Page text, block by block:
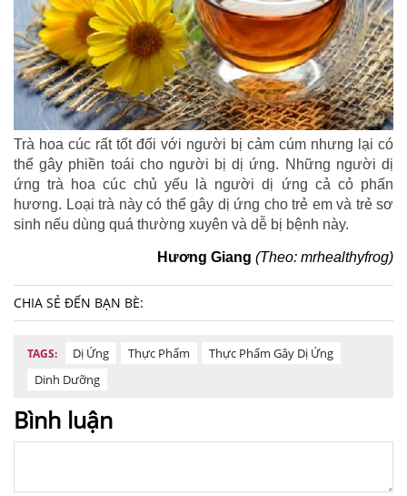
Trà hoa cúc rất tốt đối với người bị cảm cúm nhưng lại có
thể gây phiền toái cho người bị dị ứng. Những người dị
ứng trà hoa cúc chủ yếu là người dị ứng cả cỏ phấn
hương. Loại trà này có thể gây dị ứng cho trẻ em và trẻ sơ
sinh nếu dùng quá thường xuyên và dễ bị bệnh này.
Hương Giang (Theo: mrhealthyfrog)
CHIA SẺ ĐẾN BẠN BÈ:
TAGS: Dị Ứng Thực Phẩm
Thực Phẩm Gây Dị Ứng
Dinh Dưỡng
Bình luận